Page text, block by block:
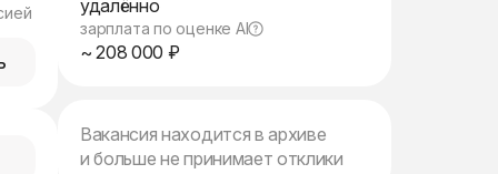
удалённо
зарплата по оценке AI
~ 208 000 ₽
Вакансия находится в архиве
и больше не принимает отклики